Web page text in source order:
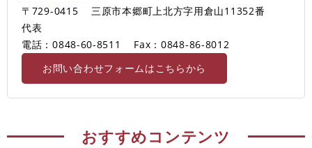
〒729-0415
三原市本郷町上北方字用倉山11352番
代表
電話：0848-60-8511
Fax：0848-86-8012
お問い合わせフォームはこちらから
おすすめコンテンツ